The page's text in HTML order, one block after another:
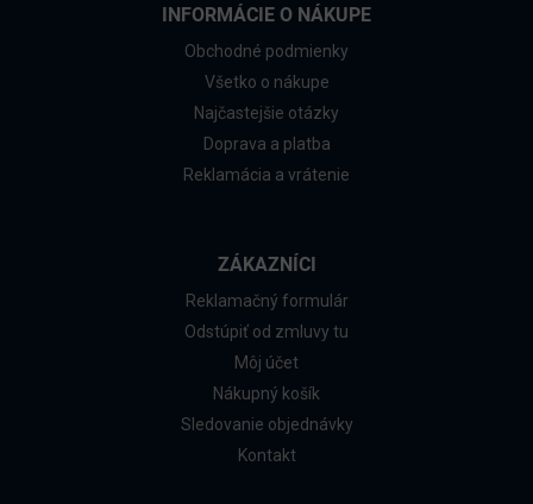
INFORMÁCIE O NÁKUPE
Obchodné podmienky
Všetko o nákupe
Najčastejšie otázky
Doprava a platba
Reklamácia a vrátenie
ZÁKAZNÍCI
Reklamačný formulár
Odstúpiť od zmluvy tu
Môj účet
Nákupný košík
Sledovanie objednávky
Kontakt